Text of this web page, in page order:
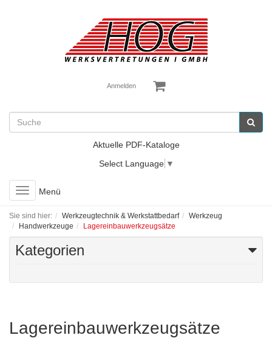
Anmelden
Aktuelle PDF-Kataloge
Select Language ▼
Toggle
navigation
Menü
Sie sind hier: Werkzeugtechnik & Werkstattbedarf
Werkzeug
Handwerkzeuge
Lagereinbauwerkzeugsätze
Kategorien
Lagereinbauwerkzeugsätze